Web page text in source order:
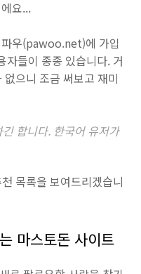
요...
우(pawoo.net)에 가입
자들이 종종 있습니다. 거
으니 조금 써보고 재미
합니다. 한국어 유저가
목록을 보여드리겠습니
마스토돈 사이트